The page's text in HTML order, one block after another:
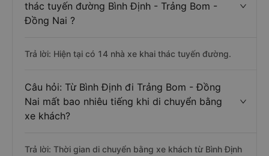
thác tuyến đường Bình Định - Trảng Bom -
Đồng Nai ?
Trả lời: Hiện tại có 14 nhà xe khai thác tuyến đường.
Câu hỏi: Từ Bình Định đi Trảng Bom - Đồng
Nai mất bao nhiêu tiếng khi di chuyển bằng
xe khách?
Trả lời: Thời gian di chuyển bằng xe khách từ Bình Định